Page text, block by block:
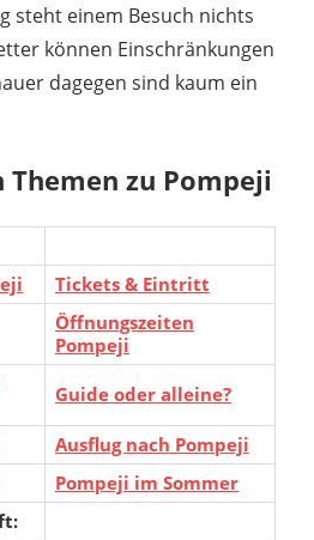
steht einem Besuch nichts
können Einschränkungen
dagegen sind kaum ein
zu Pompeji
Tickets & Eintritt
Öffnungszeiten
Pompeji
Guide oder alleine?
Ausflug nach Pompeji
Pompeji im Sommer